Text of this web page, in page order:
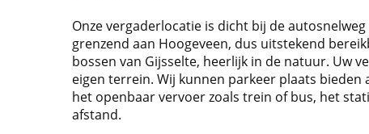
Onze vergaderlocatie is dicht bij de autosnelweg
grenzend aan Hoogeveen, dus uitstekend
bossen van Gijsselte, heerlijk in de natuur. Uw
eigen terrein. Wij kunnen parkeer plaats bieden
het openbaar vervoer zoals trein of bus, het
afstand.